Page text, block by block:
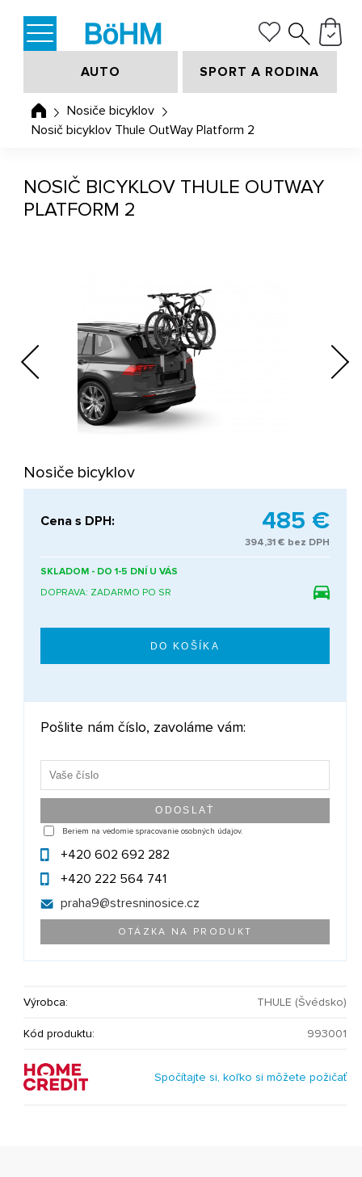
AUTO SPORT A RODINA
Nosiče bicyklov
Nosič bicyklov Thule OutWay Platform 2
Previous Next
NOSIČ BICYKLOV THULE OUTWAY
PLATFORM 2
Nosiče bicyklov
Cena s DPH: 485 €
394,31 € bez DPH
SKLADOM - DO 1-5 DNÍ U VÁS
DOPRAVA: ZADARMO PO SR
Pošlite nám číslo, zavoláme vám:
Beriem na vedomie spracovanie osobných údajov.
+420 602 692 282
+420 222 564 741
praha9@stresninosice.cz
OTÁZKA NA PRODUKT
Výrobca: THULE (Švédsko)
Kód produktu: 993001
Spočítajte si, koľko si môžete požičať